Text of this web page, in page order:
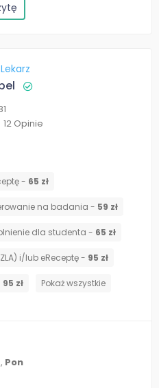
Lekarz
12 Opinie
- 65 zł
na badania - 59 zł
dla studenta - 65 zł
i/lub eReceptę - 95 zł
95 zł Pokaż wszystkie
, Pon